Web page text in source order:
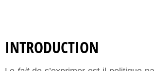
INTRODUCTION